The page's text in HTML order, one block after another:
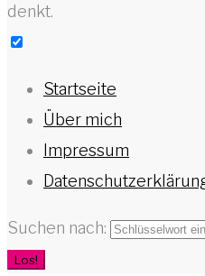
denkt.
Startseite
Über mich
Impressum
Suchen nach:
Los!